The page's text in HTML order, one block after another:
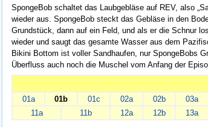
SpongeBob schaltet das Laubgebläse auf REV, also
wieder aus. SpongeBob steckt das Gebläse in den
Grundstück, dann auf ein Feld, und als er die Schnur
wieder und saugt das gesamte Wasser aus dem
Bikini Bottom ist voller Sandhaufen, nur SpongeBobs
Überfluss auch noch die Muschel vom Anfang der
01a 01b 01c 02a 02b 03a
11a
11b 12a 12b 13a